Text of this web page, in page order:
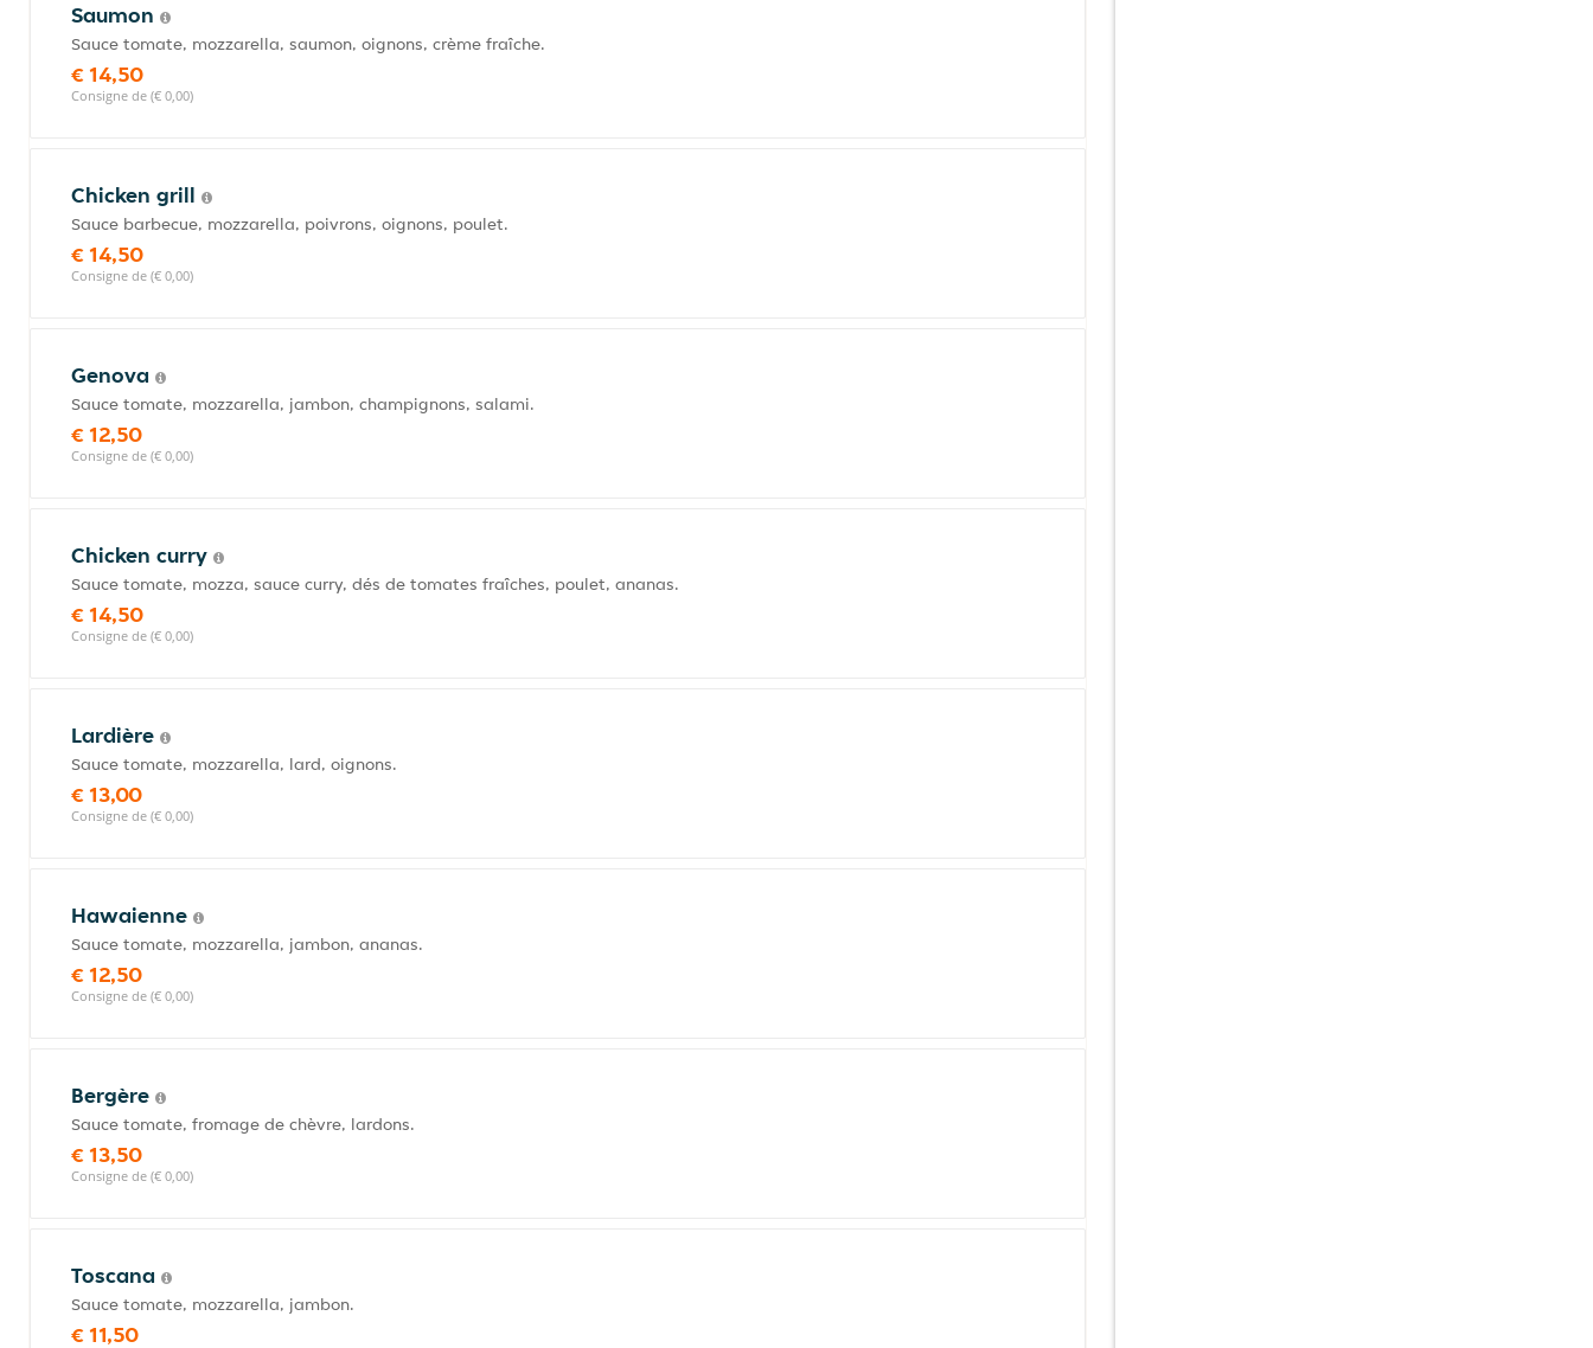
Saumon
Sauce tomate, mozzarella, saumon, oignons, crème fraîche.
€ 14,50
Consigne de (€ 0,00)
Chicken grill
Sauce barbecue, mozzarella, poivrons, oignons, poulet.
€ 14,50
Consigne de (€ 0,00)
Genova
Sauce tomate, mozzarella, jambon, champignons, salami.
€ 12,50
Consigne de (€ 0,00)
Chicken curry
Sauce tomate, mozza, sauce curry, dés de tomates fraîches, poulet, ananas.
€ 14,50
Consigne de (€ 0,00)
Lardière
Sauce tomate, mozzarella, lard, oignons.
€ 13,00
Consigne de (€ 0,00)
Hawaienne
Sauce tomate, mozzarella, jambon, ananas.
€ 12,50
Consigne de (€ 0,00)
Bergère
Sauce tomate, fromage de chèvre, lardons.
€ 13,50
Consigne de (€ 0,00)
Toscana
Sauce tomate, mozzarella, jambon.
€ 11,50